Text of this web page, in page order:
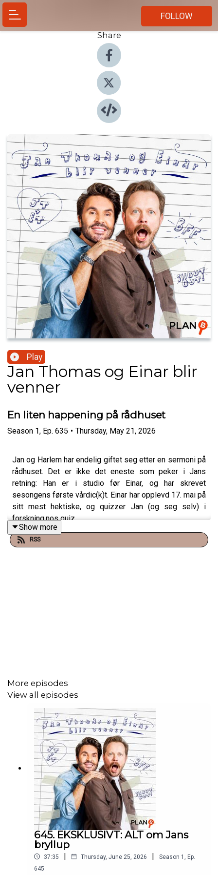
FOLLOW
Share
Play
Jan Thomas og Einar blir
venner
En liten happening på rådhuset
Season 1, Ep. 635 • Thursday, May 21, 2026
Jan og Harlem har endelig giftet seg etter en sermoni på
rådhuset. Det er ikke det eneste som peker i Jans
retning: Han er i studio før Einar, og har skrevet
sesongens første vårdic(k)t. Einar har opplevd 17. mai på
sitt mest hektiske, og quizzer Jan (og seg selv) i
forskning.nos quiz.
Show more
RSS
More episodes
View all episodes
645. EKSKLUSIVT: ALT om Jans
bryllup
37:35 | Thursday, June 25, 2026 | Season 1 , Ep.
645